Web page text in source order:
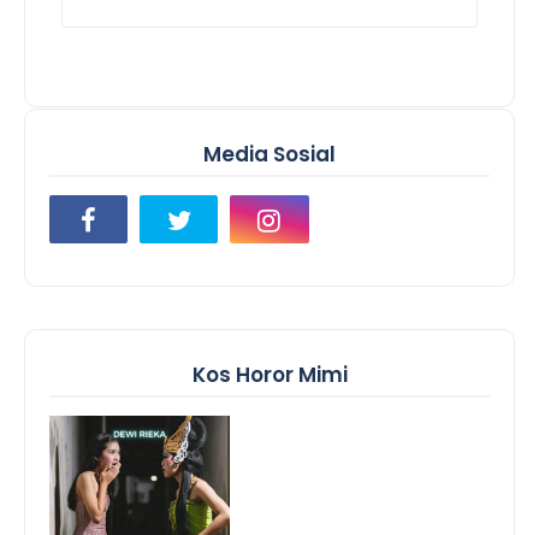
Media Sosial
Kos Horor Mimi